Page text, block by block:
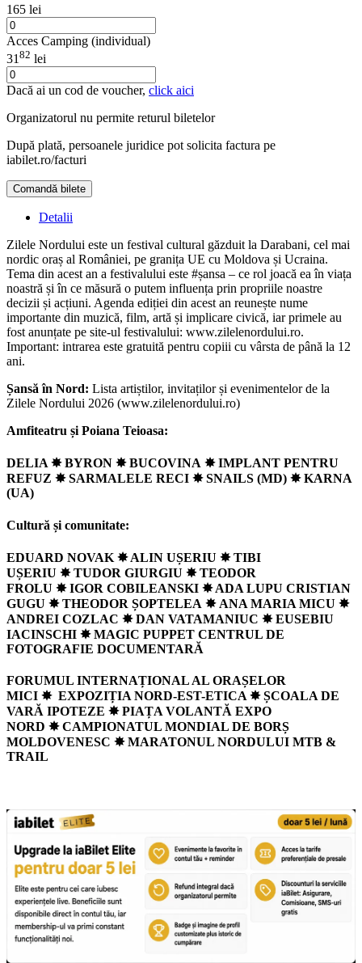
165 lei
Acces Camping (individual)
31 82 lei
Dacă ai un cod de voucher, click aici
Organizatorul nu permite returul biletelor
După plată, persoanele juridice pot solicita factura pe
iabilet.ro/facturi
Comandă bilete
Detalii
Zilele Nordului este un festival cultural găzduit la Darabani, cel mai
nordic oraș al României, pe granița UE cu Moldova și Ucraina.
Tema din acest an a festivalului este #șansa – ce rol joacă ea în viața
noastră și în ce măsură o putem influența prin propriile noastre
decizii și acțiuni. Agenda ediției din acest an reunește nume
importante din muzică, film, artă și implicare civică, iar primele au
fost anunțate pe site-ul festivalului: www.zilelenordului.ro.
Important: intrarea este gratuită pentru copiii cu vârsta de până la 12
ani.
Șansă în Nord: Lista artiștilor, invitaților și evenimentelor de la
Zilele Nordului 2026 (www.zilelenordului.ro)
Amfiteatru și Poiana Teioasa:
DELIA ✸ BYRON ✸ BUCOVINA ✸IMPLANT PENTRU
REFUZ ✸ SARMALELE RECI ✸SNAILS (MD) ✸ KARNA
(UA)
Cultură și comunitate:
EDUARD NOVAK ✸ ALIN UȘERIU ✸ TIBI
UȘERIU ✸TUDOR GIURGIU ✸TEODOR
FROLU ✸IGOR COBILEANSKI ✸ ADA LUPU CRISTIAN
GUGU ✸ THEODOR ȘOPTELEA ✸ANA MARIA MICU ✸
ANDREI COZLAC ✸ DAN VATAMANIUC ✸EUSEBIU
IACINSCHI ✸ MAGIC PUPPET CENTRUL DE
FOTOGRAFIE DOCUMENTARĂ
FORUMUL INTERNAȚIONAL AL ORAȘELOR
MICI ✸ EXPOZIȚIA NORD-EST-ETICA ✸ ȘCOALA DE
VARĂ IPOTEZE ✸PIAȚA VOLANTĂ EXPO
NORD ✸CAMPIONATUL MONDIAL DE BORȘ
MOLDOVENESC ✸MARATONUL NORDULUI MTB &
TRAIL